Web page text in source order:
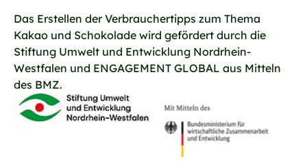
Das Erstellen der Verbrauchertipps zum Thema
Kakao und Schokolade wird gefördert durch die
Stiftung Umwelt und Entwicklung Nordrhein-
Westfalen und ENGAGEMENT GLOBAL aus Mitteln
des BMZ.